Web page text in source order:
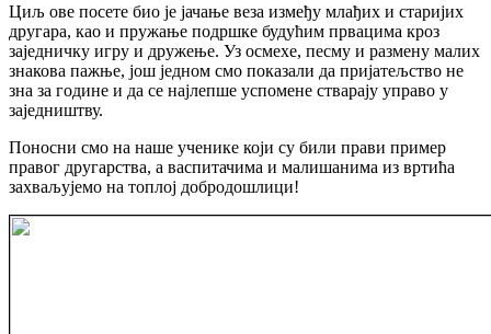
Циљ ове посете био је јачање веза између млађих и старијих
другара, као и пружање подршке будућим првацима кроз
заједничку игру и дружење. Уз осмехе, песму и размену малих
знакова пажње, још једном смо показали да пријатељство не
зна за године и да се најлепше успомене стварају управо у
заједништву.
Поносни смо на наше ученике који су били прави пример
правог другарства, а васпитачима и малишанима из вртића
захваљујемо на топлој добродошлици!